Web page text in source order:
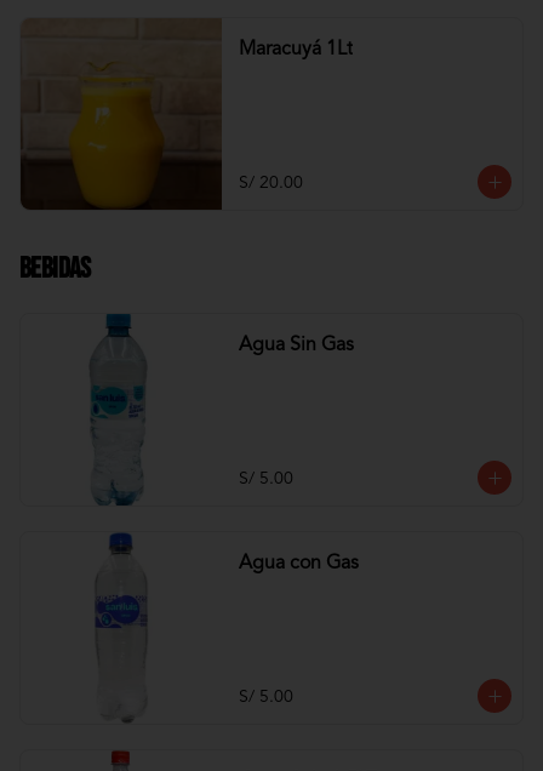
Maracuyá 1Lt
S/ 20.00
Bebidas
Agua Sin Gas
S/ 5.00
Agua con Gas
S/ 5.00